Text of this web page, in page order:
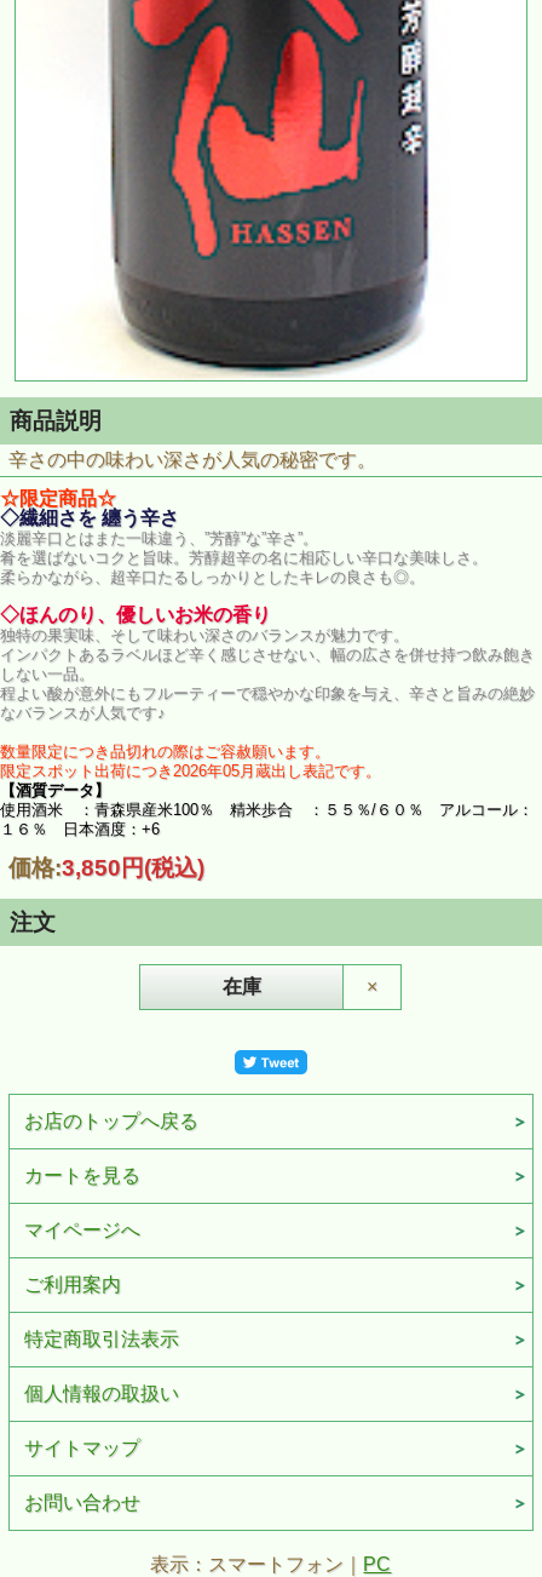
商品説明
辛さの中の味わい深さが人気の秘密です。
☆限定商品☆
◇繊細さを 纏う辛さ
淡麗辛口とはまた一味違う、”芳醇”な”辛さ”。
肴を選ばないコクと旨味。芳醇超辛の名に相応しい辛口な美味しさ。
柔らかながら、超辛口たるしっかりとしたキレの良さも◎。
◇ほんのり、優しいお米の香り
独特の果実味、そして味わい深さのバランスが魅力です。
インパクトあるラベルほど辛く感じさせない、幅の広さを併せ持つ飲み飽き
しない一品。
程よい酸が意外にもフルーティーで穏やかな印象を与え、辛さと旨みの絶妙
なバランスが人気です♪
数量限定につき品切れの際はご容赦願います。
限定スポット出荷につき2026年05月蔵出し表記です。
【酒質データ】
使用酒米 ：青森県産米100％ 精米歩合 ：５５％/６０％ アルコール：
１６％ 日本酒度：+6
価格:3,850円(税込)
注文
在庫 ×
お店のトップへ戻る
カートを見る
マイページへ
ご利用案内
特定商取引法表示
個人情報の取扱い
サイトマップ
お問い合わせ
表示：スマートフォン｜ PC